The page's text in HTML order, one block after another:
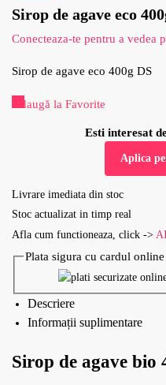
Sirop de agave eco
Conecteaza-te pentru a vedea
Sirop de agave eco 400g DS
Adaugă la Favorite
Esti interesat
Aplica
Livrare imediata din stoc
Stoc actualizat in timp real
Afla cum functioneaza, click ->
Plata sigura cu cardul online
Descriere
Informații suplimentare
Sirop de agave bio